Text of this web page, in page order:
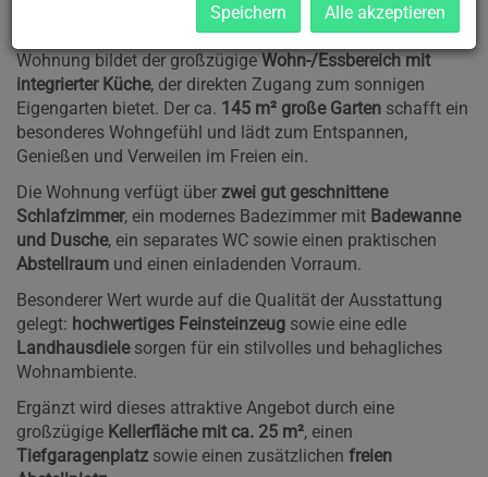
83 m² Wohnflächeerwartet Sie ein offenes und
lichtdurchflutetes Wohnkonzept. Das Herzstück der
Wohnung bildet der großzügigeWohn-/Essbereich mit
integrierter Küche, der direkten Zugang zum sonnigen
Eigengarten bietet. Der ca. 145 m² große Garten schafft ein
besonderes Wohngefühl und lädt zum Entspannen,
Genießen und Verweilen im Freien ein.
Die Wohnung verfügt über zwei gut geschnittene
Schlafzimmer, ein modernes Badezimmer mit Badewanne
und Dusche, ein separates WC sowie einen praktischen
Abstellraum und einen einladenden Vorraum.
Besonderer Wert wurde auf die Qualität der Ausstattung
gelegt: hochwertiges Feinsteinzeug sowie eine edle
Landhausdielesorgen für ein stilvolles und behagliches
Wohnambiente.
Ergänzt wird dieses attraktive Angebot durch eine
großzügige Kellerfläche mit ca. 25 m², einen
Tiefgaragenplatz sowie einen zusätzlichen freien
Speichern Alle akzeptieren